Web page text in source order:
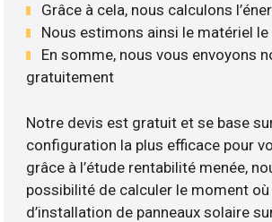
Grâce à cela, nous calculons
Nous estimons ainsi le matériel
En somme, nous vous envoyons
gratuitement
Notre devis est gratuit et se base
configuration la plus efficace pour
grâce à l’étude rentabilité menée,
possibilité de calculer le moment
d’installation de panneaux solaire